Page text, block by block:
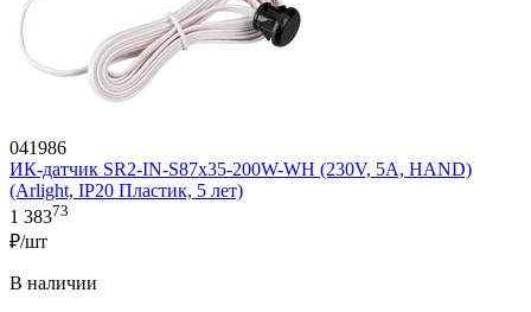
041986
ИК-датчик SR2-IN-S87x35-200W-WH (230V, 5A, HAND)
(Arlight, IP20 Пластик, 5 лет)
1 38373
₽/шт
В наличии